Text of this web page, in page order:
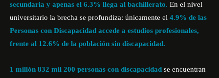
secundaria y apenas el 6.3% llega al bachillerato. En el nivel
universitario la brecha se profundiza: únicamente el 4.9% de las
Personas con Discapacidad accede a estudios profesionales,
frente al 12.6% de la población sin discapacidad.
1 millón 832 mil 200 personas con discapacidad se encuentran